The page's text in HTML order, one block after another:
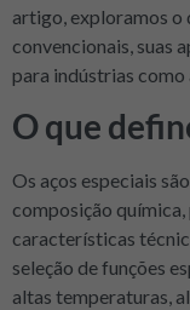
artigo, exploramos o
convencionais, suas
para indústrias
O que
Os aços especiais
composição
características
seleção de funções
altas temperaturas,